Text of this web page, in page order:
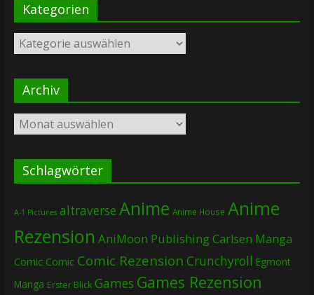
Kategorien
Kategorien
Archiv
Archiv
Schlagwörter
A-1 Pictures altraverse Anime Anime House Anime
Rezension AniMoon PublishingCarlsen Manga
Comic Comic Comic Rezension Crunchyroll Egmont
Manga Erster Blick Games Games Rezension